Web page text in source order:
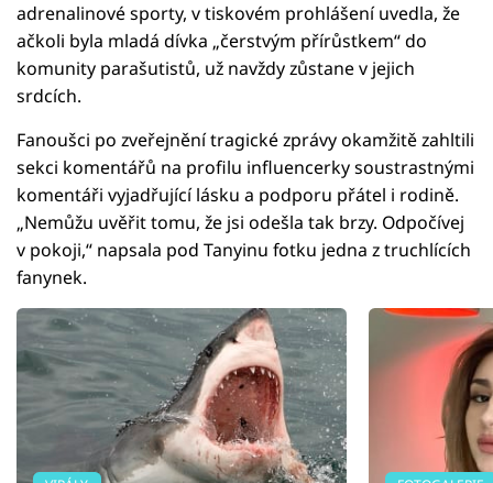
adrenalinové sporty, v tiskovém prohlášení uvedla, že
ačkoli byla mladá dívka „čerstvým přírůstkem“ do
komunity parašutistů, už navždy zůstane v jejich
srdcích.
Fanoušci po zveřejnění tragické zprávy okamžitě zahltili
sekci komentářů na profilu influencerky soustrastnými
komentáři vyjadřující lásku a podporu přátel i rodině.
„Nemůžu uvěřit tomu, že jsi odešla tak brzy. Odpočívej
v pokoji,“ napsala pod Tanyinu fotku jedna z truchlících
fanynek.